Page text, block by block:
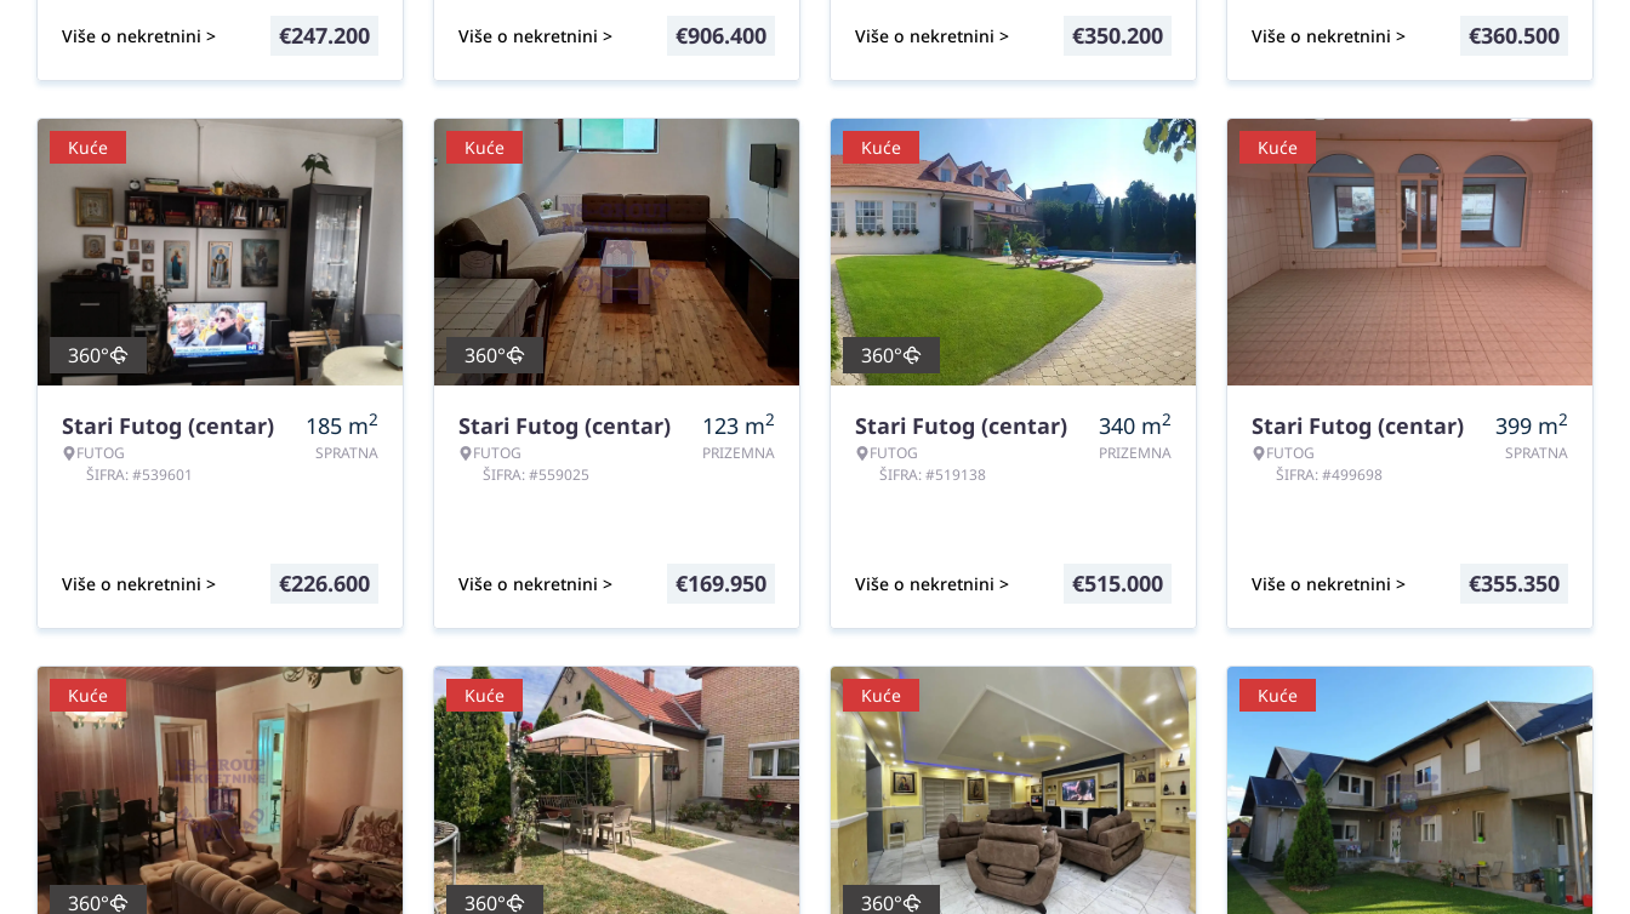
Više o nekretnini > €247.200 Više o nekretnini > €906.400 Više o nekretnini > €350.200 Više o nekretnini > €360.500
Kuće
360°
Stari Futog (centar)
FUTOG
ŠIFRA: #539601
185 m2
SPRATNA
Više o nekretnini > €226.600
Kuće
360°
Stari Futog (centar)
FUTOG
ŠIFRA: #559025
123 m2
PRIZEMNA
Više o nekretnini > €169.950
Kuće
360°
Stari Futog (centar)
FUTOG
ŠIFRA: #519138
340 m2
PRIZEMNA
Više o nekretnini > €515.000
Kuće
Stari Futog (centar)
FUTOG
ŠIFRA: #499698
399 m2
SPRATNA
Više o nekretnini > €355.350
Kuće
360°
Kuće
360°
Kuće
360°
Kuće